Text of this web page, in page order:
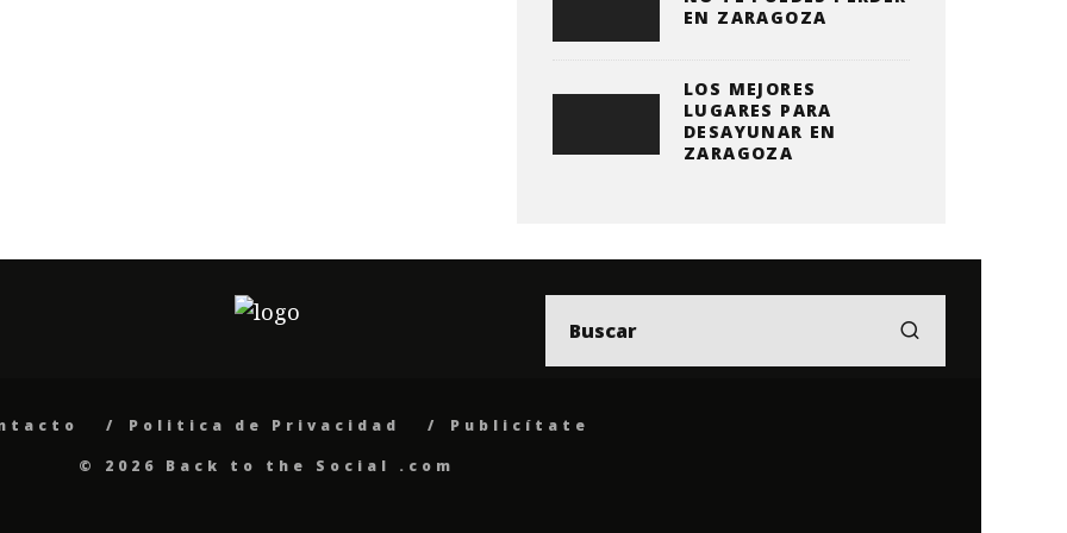
EN ZARAGOZA
LOS MEJORES
LUGARES PARA
DESAYUNAR EN
ZARAGOZA
Politica de Privacidad
Publicítate
© 2026 Back to the Social .com